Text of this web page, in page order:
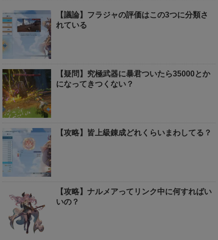
【議論】フラジャの評価はこの3つに分類さ
れている
【疑問】究極武器に暴君ついたら35000とか
になってきつくない？
【攻略】皆上級錬成どれくらいまわしてる？
【攻略】ナルメアってリンク中に何すればい
いの？